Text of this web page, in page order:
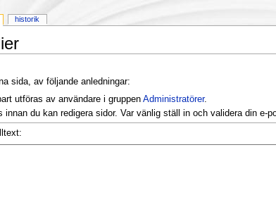
sida, av följande anledningar:
utföras av användare i gruppen Administratörer.
innan du kan redigera sidor. Var vänlig ställ in och validera din e-
historik